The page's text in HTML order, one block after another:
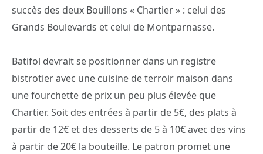
succès des deux Bouillons « Chartier » : celui des
Grands Boulevards et celui de Montparnasse.
Batifol devrait se positionner dans un registre
bistrotier avec une cuisine de terroir maison dans
une fourchette de prix un peu plus élevée que
Chartier. Soit des entrées à partir de 5€, des plats à
partir de 12€ et des desserts de 5 à 10€ avec des vins
à partir de 20€ la bouteille. Le patron promet une